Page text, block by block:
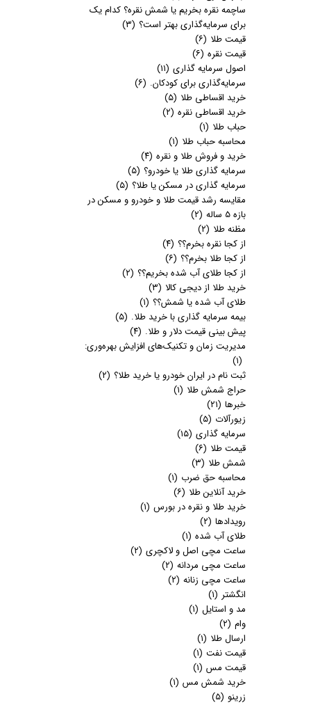
ساچمه نقره بخریم یا شمش نقره؟ کدام یک
برای سرمایه‌گذاری بهتر است؟ (۳)
قیمت طلا (۶)
قیمت نقره (۶)
اصول سرمایه گذاری (۱۱)
سرمایه‌گذاری برای کودکان. (۶)
خرید اقساطی طلا (۵)
خرید اقساطی نقره (۲)
حباب طلا (۱)
محاسبه حباب طلا (۱)
خرید و فروش طلا و نقره (۴)
سرمایه گذاری طلا یا خودرو؟ (۵)
سرمایه گذاری در مسکن یا طلا؟ (۵)
مقایسه رشد قیمت طلا و خودرو و مسکن در
بازه 5 ساله
(۲)
مظنه طلا (۲)
از کجا نقره بخرم؟؟ (۴)
از کجا طلا بخرم؟؟ (۶)
از کجا طلای آب شده بخریم؟؟ (۲)
خرید طلا از دیجی کالا (۳)
طلای آب شده یا شمش؟؟ (۱)
بیمه سرمایه گذاری با خرید طلا. (۵)
پیش بینی قیمت دلار و طلا. (۴)
مدیریت زمان و تکنیک‌های افزایش بهره‌وری:
(۱)
ثبت نام در ایران خودرو یا خرید طلا؟ (۲)
حراج شمش طلا (۱)
خبرها (۲۱)
زیورآلات (۵)
سرمایه گذاری (۱۵)
قیمت طلا (۶)
شمش طلا (۳)
محاسبه حق ضرب (۱)
خرید آنلاین طلا (۶)
خرید طلا و نقره در بورس (۱)
رویدادها (۲)
طلای آب شده (۱)
ساعت مچی اصل و لاکچری (۲)
ساعت مچی مردانه (۲)
ساعت مچی زنانه (۲)
انگشتر (۱)
مد و استایل (۱)
وام (۲)
ارسال طلا (۱)
قیمت نفت (۱)
قیمت مس (۱)
خرید شمش مس (۱)
زرینو (۵)